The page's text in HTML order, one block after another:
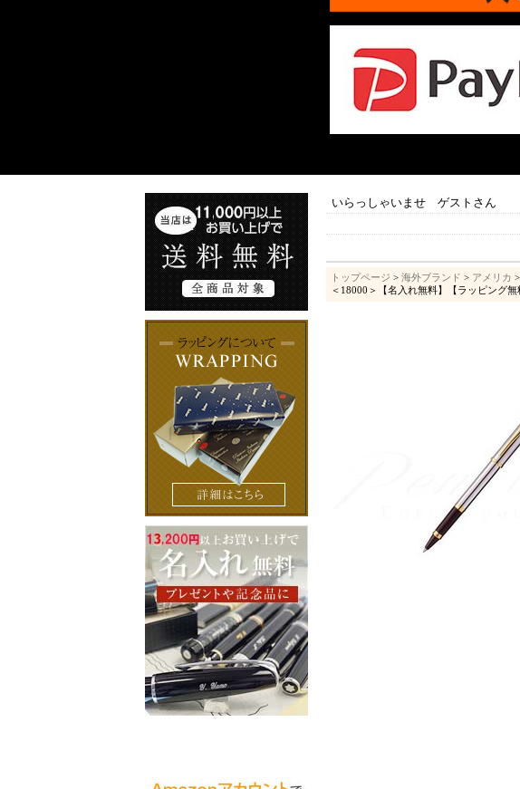
いらっしゃいませ ゲストさん
トップページ > 海外ブランド > アメリカ >
＜18000＞【名入れ無料】【ラッピング